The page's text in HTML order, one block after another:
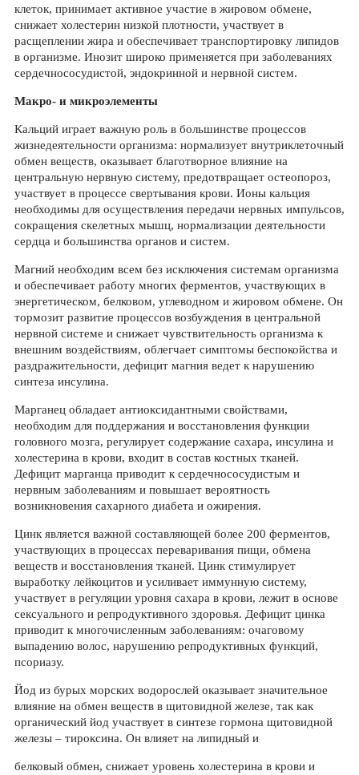
клеток, принимает активное участие в жировом обмене,
снижает холестерин низкой плотности, участвует в
расщеплении жира и обеспечивает транспортировку липидов
в организме. Инозит широко применяется при заболеваниях
сердечнососудистой, эндокринной и нервной систем.
Макро- и микроэлементы
Кальций играет важную роль в большинстве процессов
жизнедеятельности организма: нормализует внутриклеточный
обмен веществ, оказывает благотворное влияние на
центральную нервную систему, предотвращает остеопороз,
участвует в процессе свертывания крови. Ионы кальция
необходимы для осуществления передачи нервных импульсов,
сокращения скелетных мышц, нормализации деятельности
сердца и большинства органов и систем.
Магний необходим всем без исключения системам организма
и обеспечивает работу многих ферментов, участвующих в
энергетическом, белковом, углеводном и жировом обмене. Он
тормозит развитие процессов возбуждения в центральной
нервной системе и снижает чувствительность организма к
внешним воздействиям, облегчает симптомы беспокойства и
раздражительности, дефицит магния ведет к нарушению
синтеза инсулина.
Марганец обладает антиоксидантными свойствами,
необходим для поддержания и восстановления функции
головного мозга, регулирует содержание сахара, инсулина и
холестерина в крови, входит в состав костных тканей.
Дефицит марганца приводит к сердечнососудистым и
нервным заболеваниям и повышает вероятность
возникновения сахарного диабета и ожирения.
Цинк является важной составляющей более 200 ферментов,
участвующих в процессах переваривания пищи, обмена
веществ и восстановления тканей. Цинк стимулирует
выработку лейкоцитов и усиливает иммунную систему,
участвует в регуляции уровня сахара в крови, лежит в основе
сексуального и репродуктивного здоровья. Дефицит цинка
приводит к многочисленным заболеваниям: очаговому
выпадению волос, нарушению репродуктивных функций,
псориазу.
Йод из бурых морских водорослей оказывает значительное
влияние на обмен веществ в щитовидной железе, так как
органический йод участвует в синтезе гормона щитовидной
железы – тироксина. Он влияет на липидный и
белковый обмен, снижает уровень холестерина в крови и